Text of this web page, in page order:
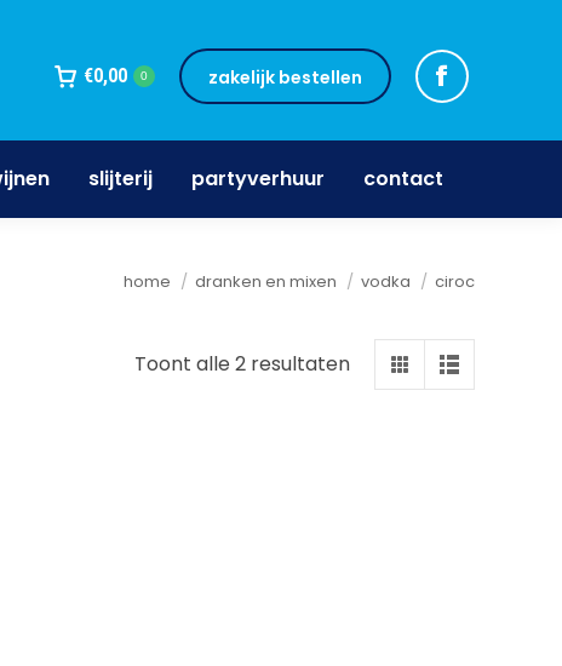
€0,00 0 zakelijk bestellen
slijterij partyverhuur contact
Je bent hier:
home dranken en mixen vodka ciroc
Toont alle 2 resultaten